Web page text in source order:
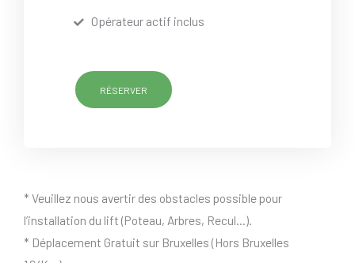
Opérateur actif inclus
RÉSERVER
* Veuillez nous avertir des obstacles possible pour
l’installation du lift (Poteau, Arbres, Recul…).
* Déplacement Gratuit sur Bruxelles (Hors Bruxelles